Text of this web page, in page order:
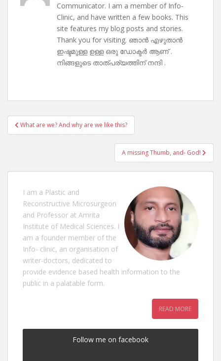
Communicator. I am a member of Info-
Clinic, and have written a few books. This
site features my blog posts and stories.
Thank you for visiting. ഞാൻ എഴുതാൻ
ഇഷ്ടമുള്ള ഉള്ള ഒരു ഡോക്ടർ ആണ് .
നിങ്ങളുടെ താത്പര്യത്തിന് നന്ദി .
Post
navigation
What are we? And why are we like this?
A missing Thumb, and- God!
I am a Plastic and
Reconstructive Microsurgeon
and Professor at Amrita
Institute of Medical Sciences. I
am a founder member of the
Info- clinic, an organisation of
writer-doctors, dedicated to
provide evidence based health information to the
public in a palatable form.
READ MORE
Follow me on facebook